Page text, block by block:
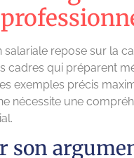
salariale repose sur la
cadres qui préparent
exemples précis
nécessite une
son